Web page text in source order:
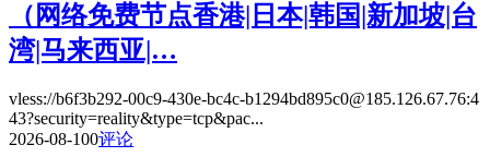
（网络免费节点香港|日本|韩国|新加坡|台
湾|马来西亚|…
vless://b6f3b292-00c9-430e-bc4c-b1294bd895c0@185.126.67.76:4
43?security=reality&type=tcp&pac...
2026-08-100评论